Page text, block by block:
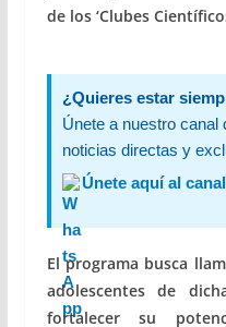
de los ‘Clubes
¿Quieres estar
Únete a nuestro canal
noticias directas y
Únete aquí al
El programa busca
adolescentes de
fortalecer su